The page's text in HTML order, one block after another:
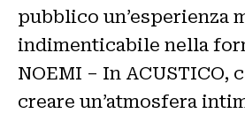
pubblico un’esperienza
indimenticabile nella
NOEMI – In ACUSTICO,
creare un’atmosfera